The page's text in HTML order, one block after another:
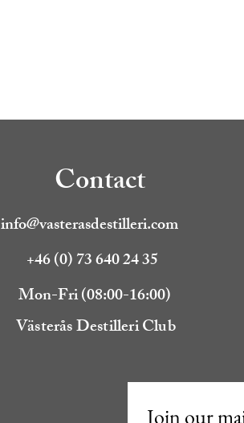
Contact
info@vasterasdestilleri.com
+46 (0) 73 640 24 35
Mon-Fri (08:00-16:00)
Västerås Destilleri Club
Join our